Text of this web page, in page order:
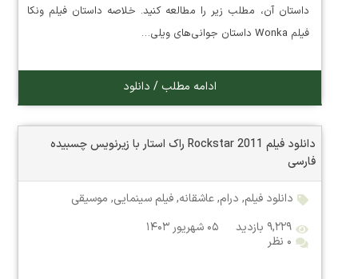
داستان آن، مطلب زیر را مطالعه کنید. خلاصه داستان فیلم ونکا
فیلم Wonka داستان جوانی‌های ویلی…
ادامه مطلب / دانلود
دانلود فیلم Rockstar 2011 راک استار با زیرنویس چسبیده
فارسی
دانلود فیلم, درام,عاشقانه,فیلم سینمایی, موسیقی
۹,۲۲۹ بازدید
۰۵ شهریور ۱۴۰۳
۰ نظر